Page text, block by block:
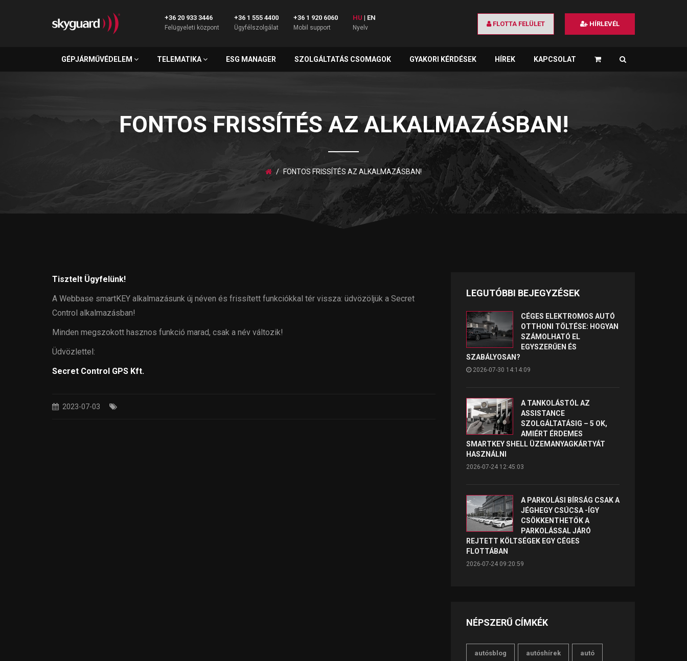
+36 20 933 3446
Felügyeleti központ
+36 1 555 4400
Ügyfélszolgálat
+36 1 920 6060
Mobil support
HU | EN
Nyelv FLOTTA FELÜLET HÍRLEVÉL
GÉPJÁRMŰVÉDELEM TELEMATIKA ESG MANAGER SZOLGÁLTATÁS CSOMAGOK GYAKORI KÉRDÉSEK HÍREK KAPCSOLAT
FONTOS FRISSÍTÉS AZ ALKALMAZÁSBAN!
FONTOS FRISSÍTÉS AZ ALKALMAZÁSBAN!
Tisztelt Ügyfelünk!
A Webbase smartKEY alkalmazásunk új néven és frissített funkciókkal tér vissza: üdvözöljük a Secret
Control alkalmazásban!
Minden megszokott hasznos funkció marad, csak a név változik!
Üdvözlettel:
Secret Control GPS Kft.
2023-07-03
LEGUTÓBBI BEJEGYZÉSEK
CÉGES ELEKTROMOS AUTÓ
OTTHONI TÖLTÉSE: HOGYAN
SZÁMOLHATÓ EL
EGYSZERŰEN ÉS
SZABÁLYOSAN?
2026-07-30 14:14:09
A TANKOLÁSTÓL AZ
ASSISTANCE
SZOLGÁLTATÁSIG – 5 OK,
AMIÉRT ÉRDEMES
SMARTKEY SHELL ÜZEMANYAGKÁRTYÁT
HASZNÁLNI
2026-07-24 12:45:03
A PARKOLÁSI BÍRSÁG CSAK A
JÉGHEGY CSÚCSA -ÍGY
CSÖKKENTHETŐK A
PARKOLÁSSAL JÁRÓ
REJTETT KÖLTSÉGEK EGY CÉGES
FLOTTÁBAN
2026-07-24 09:20:59
NÉPSZERŰ CÍMKÉK
autósblog autóshírek autó